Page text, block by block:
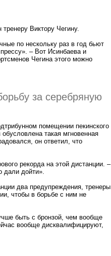
Виктору Чегину.
по нескольку раз в год бьют
– Вот Исинбаева и
Чегина этого можно
за серебряную
помещении пекинского
такая мгновенная
он ответил, что
рекорда на этой дистанции. –
дали дойти».
два предупреждения, тренеры
чтобы в борьбе с ним не
быть с бронзой, чем вообще
вообще дисквалифицируют,